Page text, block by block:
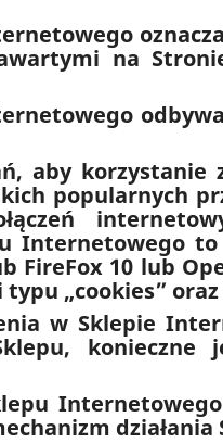
na
aby
popularnych
Internetowego
FireFox 10 lub
„cookies”
w Sklepie